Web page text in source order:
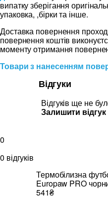
випатку зберігання
упаковка, ,бірки та інше.
Доставка повернення
повернення коштів
моменту отримання
Товари з нанесенням
Відгуки
Відгуків ще не
Залишити відгук
0
0 відгуків
Термобілизна
Europaw PRO
541₴